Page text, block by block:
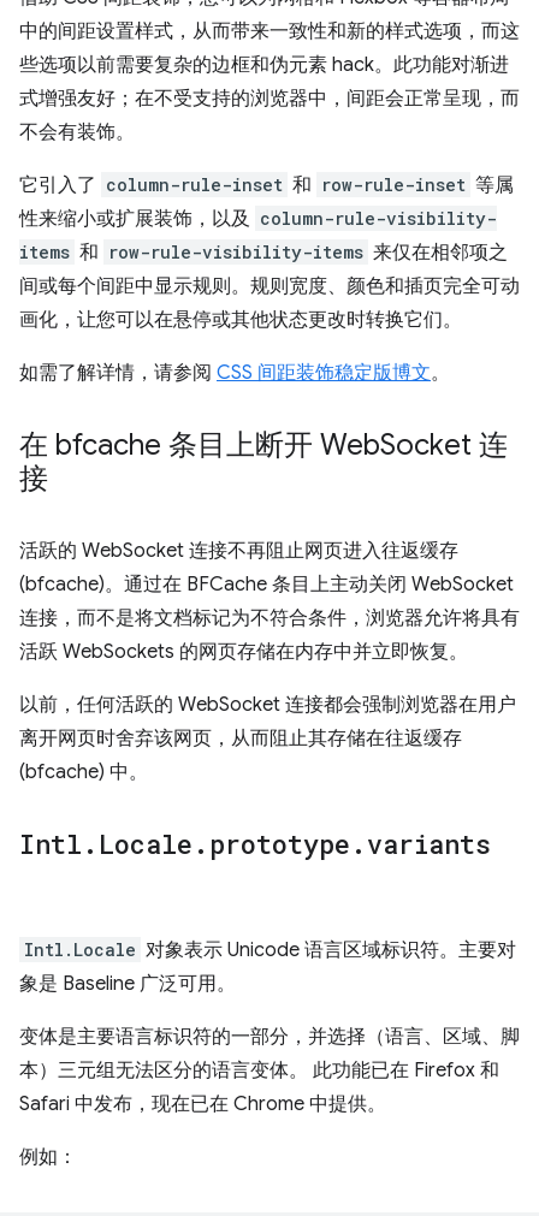
中的间距设置样式，从而带来一致性和新的样式选项，而这
些选项以前需要复杂的边框和伪元素 hack。此功能对渐进
式增强友好；在不受支持的浏览器中，间距会正常呈现，而
不会有装饰。
它引入了 column-rule-inset 和 row-rule-inset 等属
性来缩小或扩展装饰，以及 column-rule-visibility-
items 和 row-rule-visibility-items 来仅在相邻项之
间或每个间距中显示规则。规则宽度、颜色和插页完全可动
画化，让您可以在悬停或其他状态更改时转换它们。
如需了解详情，请参阅 CSS 间距装饰稳定版博文。
在 bfcache 条目上断开 WebSocket 连
接
活跃的 WebSocket 连接不再阻止网页进入往返缓存
(bfcache)。通过在 BFCache 条目上主动关闭 WebSocket
连接，而不是将文档标记为不符合条件，浏览器允许将具有
活跃 WebSockets 的网页存储在内存中并立即恢复。
以前，任何活跃的 WebSocket 连接都会强制浏览器在用户
离开网页时舍弃该网页，从而阻止其存储在往返缓存
(bfcache) 中。
Intl . Locale . prototype . variants
Intl.Locale 对象表示 Unicode 语言区域标识符。主要对
象是 Baseline 广泛可用。
变体是主要语言标识符的一部分，并选择（语言、区域、脚
本）三元组无法区分的语言变体。 此功能已在 Firefox 和
Safari 中发布，现在已在 Chrome 中提供。
例如：